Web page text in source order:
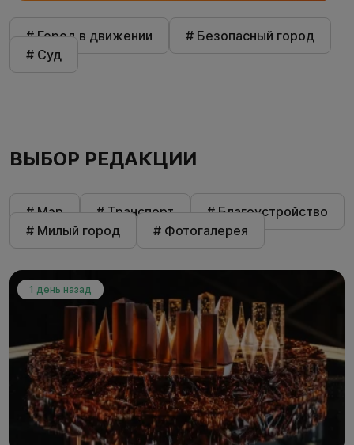
# Город в движении
# Безопасный город
# Суд
ВЫБОР РЕДАКЦИИ
# Мэр # Транспорт
# Благоустройство
# Милый город
# Фотогалерея
1 день назад